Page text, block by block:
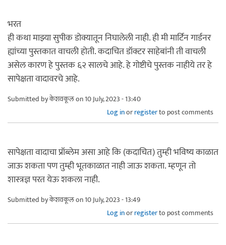
भरत
ही कथा माझ्या सुपीक डोक्यातून निघालेली नाही. ही मी मार्टिन गार्डनर
ह्यांच्या पुस्तकात वाचली होती. कदाचित डॉक्टर साहेबांनी ती वाचली
असेल कारण हे पुस्तक ६२ सालचे आहे. हे गोष्टीचे पुस्तक नाहीये तर हे
सापेक्षता वादावरचे आहे.
Submitted byकेशवकूलon 10 July, 2023 - 13:40
Log inorregisterto post comments
सापेक्षता वादाचा प्रॉब्लेम असा आहे कि (कदाचित) तुम्ही भविष्य काळात
जाऊ शकता पण तुम्ही भूतकाळात नाही जाऊ शकता. म्हणून तो
शास्त्रज्ञ परत येऊ शकला नाही.
Submitted byकेशवकूलon 10 July, 2023 - 13:49
Log inorregisterto post comments